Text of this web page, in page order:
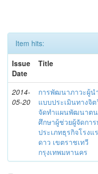
Item hits:
Issue
Date
Title
2014-
05-20
การพัฒนาภาวะผู้น
แบบประเมินทางจิ
จัดทำแผนพัฒนาตน
ศึกษาผู้ช่วยผู้จัดการ
ประเภทธุรกิจโรงแ
ดาว เขตราชเทวี
กรุงเทพมหานคร